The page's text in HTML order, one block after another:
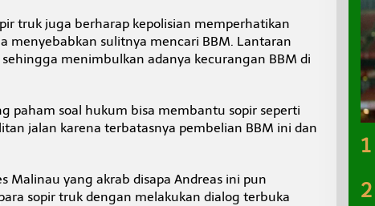
truk juga berharap kepolisian memperhatikan
menyebabkan sulitnya mencari BBM. Lantaran
sehingga menimbulkan adanya kecurangan BBM di
paham soal hukum bisa membantu sopir seperti
jalan karena terbatasnya pembelian BBM ini dan
Malinau yang akrab disapa Andreas ini pun
sopir truk dengan melakukan dialog terbuka
1
2